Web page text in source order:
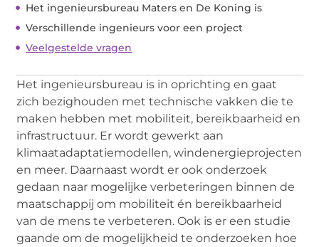
Het ingenieursbureau Maters en De Koning is
Verschillende ingenieurs voor een project
Veelgestelde vragen
Het ingenieursbureau is in oprichting en gaat
zich bezighouden met technische vakken die te
maken hebben met mobiliteit, bereikbaarheid en
infrastructuur. Er wordt gewerkt aan
klimaatadaptatiemodellen, windenergieprojecten
en meer. Daarnaast wordt er ook onderzoek
gedaan naar mogelijke verbeteringen binnen de
maatschappij om mobiliteit én bereikbaarheid
van de mens te verbeteren. Ook is er een studie
gaande om de mogelijkheid te onderzoeken hoe